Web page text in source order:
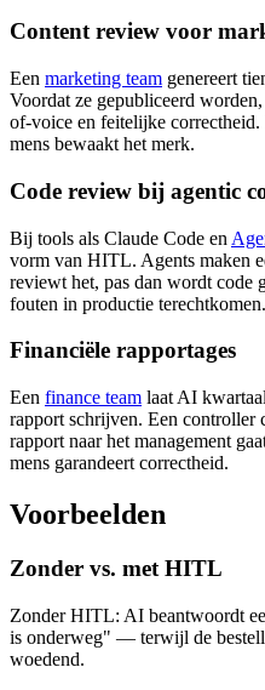
Content review voor
Een marketing team genereert
Voordat ze gepubliceerd
of-voice en feitelijke
mens bewaakt het merk.
Code review bij agentic
Bij tools als Claude Code en
vorm van HITL. Agents maken
reviewt het, pas dan wordt code
fouten in productie terechtkomen.
Financiële rapportages
Een finance team laat AI
rapport schrijven. Een controller
rapport naar het management
mens garandeert correctheid.
Voorbeelden
Zonder vs. met HITL
Zonder HITL: AI beantwoordt
is onderweg" — terwijl de
woedend.